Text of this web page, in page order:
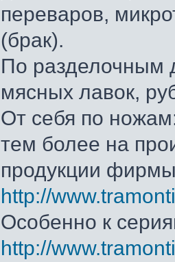
переваров,
(брак).
По разделочным
мясных лавок,
От себя по
тем более на
продукции
http://
Особенно к
http://